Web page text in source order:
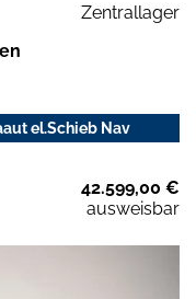
Zentrallager
el.Schieb Nav
42.599,00 €
ausweisbar